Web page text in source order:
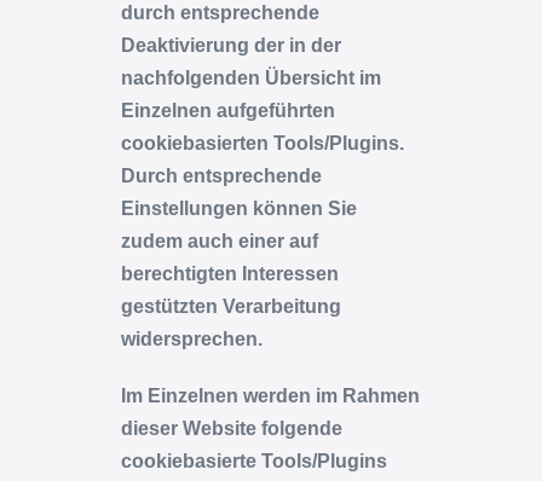
durch entsprechende
Deaktivierung der in der
nachfolgenden Übersicht im
Einzelnen aufgeführten
cookiebasierten Tools/Plugins.
Durch entsprechende
Einstellungen können Sie
zudem auch einer auf
berechtigten Interessen
gestützten Verarbeitung
widersprechen.
Im Einzelnen werden im Rahmen
dieser Website folgende
cookiebasierte Tools/Plugins